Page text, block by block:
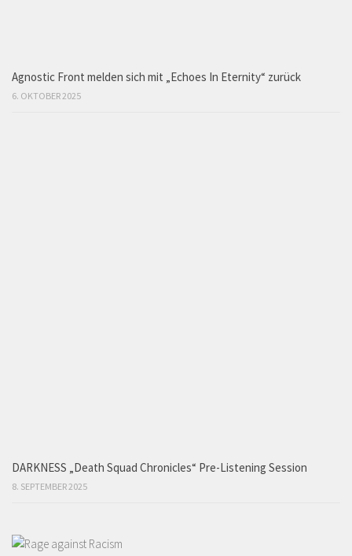
Agnostic Front melden sich mit „Echoes In Eternity“ zurück
6. OKTOBER 2025
DARKNESS „Death Squad Chronicles“ Pre-Listening Session
8. SEPTEMBER 2025